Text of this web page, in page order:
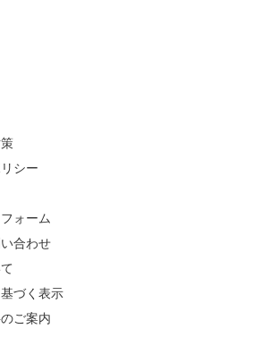
シー
ォーム
合わせ
づく表示
ご案内